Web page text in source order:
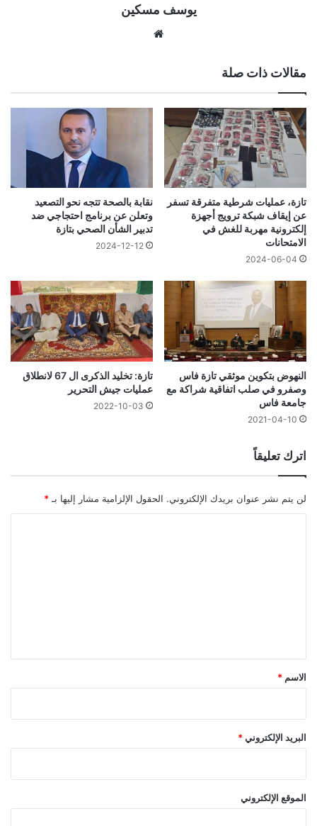
يوسف مسكين
مقالات ذات صلة
تازة، عمليات شرطية متفرقة تسفر
عن إيقاف شبكة ترويج أجهزة
إلكترونية مهربة للغش في
الامتحانات
2024-06-04
نقابة بالصحة تتجه نحو التصعيد
وتعلن عن برنامج احتجاجي ضد
تدبير الشأن الصحي بتازة
2024-12-12
النهوض بتكوين موثقي تازة فاس
وصفرو في صلب اتفاقية شراكة مع
جامعة فاس
2021-04-10
تازة: تخليد الذكرى ال 67 لانطلاق
عمليات جيش التحرير
2022-10-03
اترك تعليقاً
لن يتم نشر عنوان بريدك الإلكتروني. الحقول الإلزامية مشار إليها بـ *
*
الاسم *
البريد الإلكتروني *
الموقع الإلكتروني